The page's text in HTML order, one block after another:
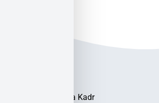
Akademia Kształcenia Kadr